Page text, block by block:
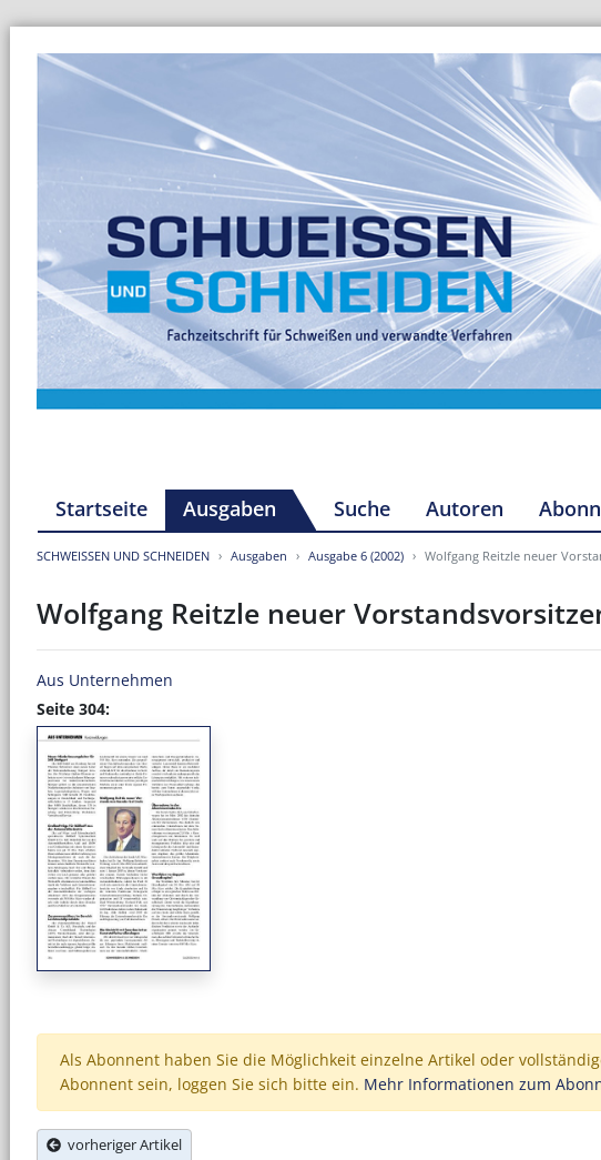
Startseite Ausgaben Suche Autoren
SCHWEISSEN UND SCHNEIDEN Ausgaben Ausgabe 6 (2002) Wolfgang Reitzle neuer
Wolfgang Reitzle neuer
Aus Unternehmen
Seite 304:
Als Abonnent haben Sie die Möglichkeit einzelne Artikel oder
Abonnent sein, loggen Sie sich bitte ein. Mehr Informationen zum
vorheriger Artikel